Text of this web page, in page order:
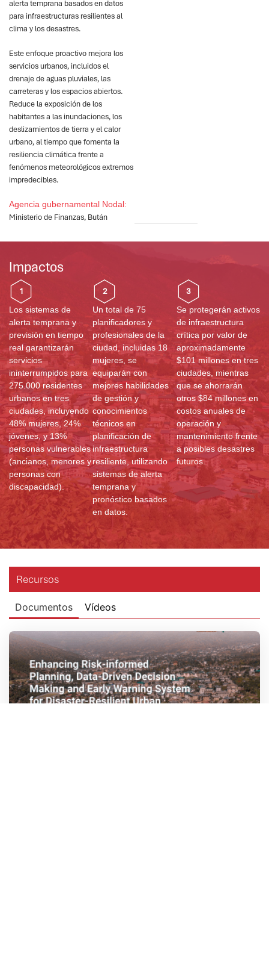
alerta temprana basados en datos
para infraestructuras resilientes al
clima y los desastres.
Este enfoque proactivo mejora los
servicios urbanos, incluidos el
drenaje de aguas pluviales, las
carreteras y los espacios abiertos.
Reduce la exposición de los
habitantes a las inundaciones, los
deslizamientos de tierra y el calor
urbano, al tiempo que fomenta la
resiliencia climática frente a
fenómenos meteorológicos extremos
impredecibles.
Agencia gubernamental Nodal:
Ministerio de Finanzas, Bután
Impactos
1
Los sistemas de
alerta temprana y
previsión en tiempo
real garantizarán
servicios
ininterrumpidos para
275.000 residentes
urbanos en tres
ciudades, incluyendo
48% mujeres, 24%
jóvenes, y 13%
personas vulnerables
(ancianos, menores y
personas con
discapacidad).
2
Un total de 75
planificadores y
profesionales de la
ciudad, incluidas 18
mujeres, se
equiparán con
mejores habilidades
de gestión y
conocimientos
técnicos en
planificación de
infraestructura
resiliente, utilizando
sistemas de alerta
temprana y
pronóstico basados
en datos.
3
Se protegerán activos
de infraestructura
crítica por valor de
aproximadamente
$101 millones en tres
ciudades, mientras
que se ahorrarán
otros $84 millones en
costos anuales de
operación y
mantenimiento frente
a posibles desastres
futuros.
Recursos
Documentos Vídeos